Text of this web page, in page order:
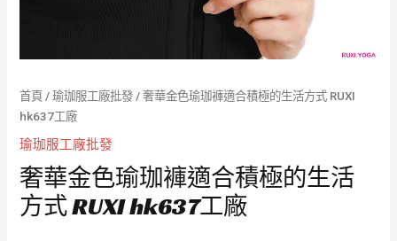
首頁 /瑜珈服工廠批發 / 奢華金色瑜珈褲適合積極的生活方式 RUXI
hk637工廠
瑜珈服工廠批發
奢華金色瑜珈褲適合積極的生活
方式 RUXI hk637工廠